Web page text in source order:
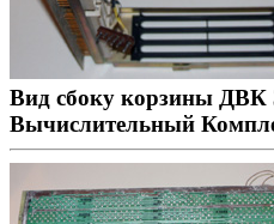
Вид сбоку корзины
Вычислительный